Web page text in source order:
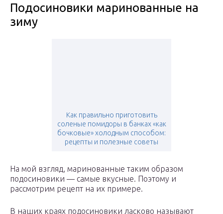
Подосиновики маринованные на
зиму
Как правильно приготовить
соленые помидоры в банках «как
бочковые» холодным способом:
рецепты и полезные советы
На мой взгляд, маринованные таким образом
подосиновики — самые вкусные. Поэтому и
рассмотрим рецепт на их примере.
В наших краях подосиновики ласково называют